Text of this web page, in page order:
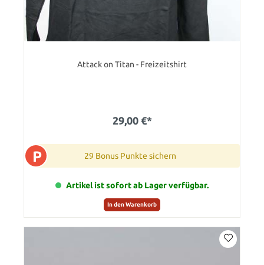
Attack on Titan - Freizeitshirt
29,00 €*
P 29 Bonus Punkte sichern
Artikel ist sofort ab Lager verfügbar.
In den Warenkorb